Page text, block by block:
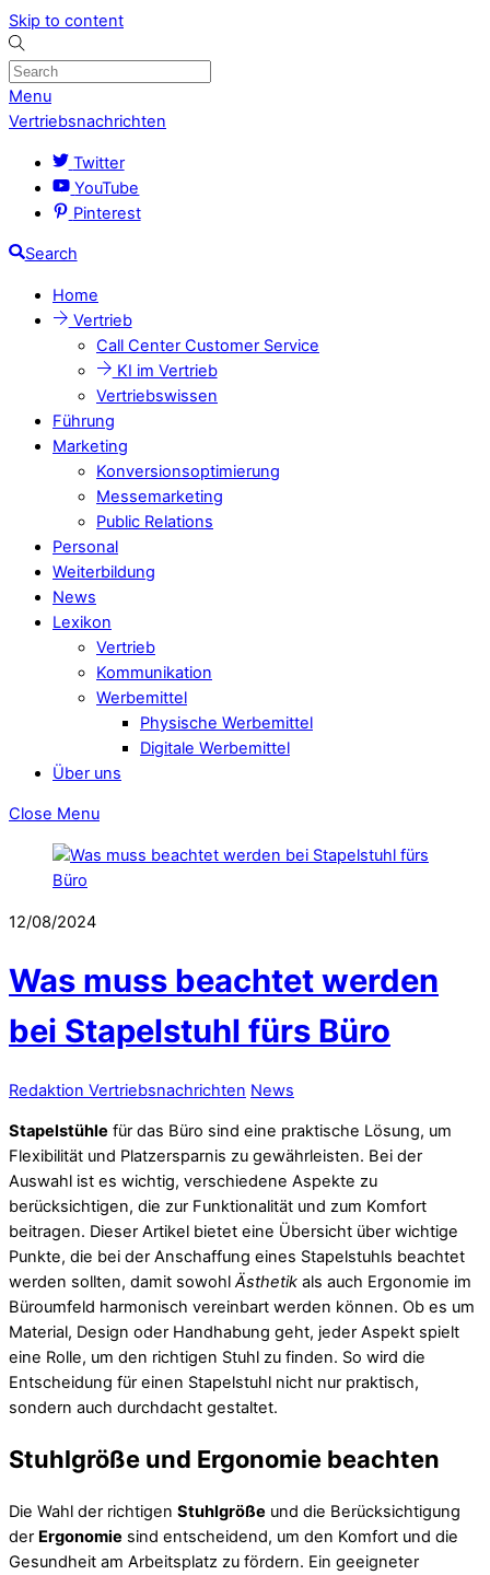
Skip to content
Menu
Vertriebsnachrichten
Twitter
YouTube
Pinterest
Search
Home
Vertrieb
Call Center Customer Service
KI im Vertrieb
Vertriebswissen
Führung
Marketing
Konversionsoptimierung
Messemarketing
Public Relations
Personal
Weiterbildung
News
Lexikon
Vertrieb
Kommunikation
Werbemittel
Physische Werbemittel
Digitale Werbemittel
Über uns
Close Menu
12/08/2024
Was muss beachtet werden
bei Stapelstuhl fürs Büro
Redaktion Vertriebsnachrichten News
Stapelstühle für das Büro sind eine praktische Lösung, um
Flexibilität und Platzersparnis zu gewährleisten. Bei der
Auswahl ist es wichtig, verschiedene Aspekte zu
berücksichtigen, die zur Funktionalität und zum Komfort
beitragen. Dieser Artikel bietet eine Übersicht über wichtige
Punkte, die bei der Anschaffung eines Stapelstuhls beachtet
werden sollten, damit sowohl Ästhetik als auch Ergonomie im
Büroumfeld harmonisch vereinbart werden können. Ob es um
Material, Design oder Handhabung geht, jeder Aspekt spielt
eine Rolle, um den richtigen Stuhl zu finden. So wird die
Entscheidung für einen Stapelstuhl nicht nur praktisch,
sondern auch durchdacht gestaltet.
Stuhlgröße und Ergonomie beachten
Die Wahl der richtigen Stuhlgröße und die Berücksichtigung
der Ergonomie sind entscheidend, um den Komfort und die
Gesundheit am Arbeitsplatz zu fördern. Ein geeigneter